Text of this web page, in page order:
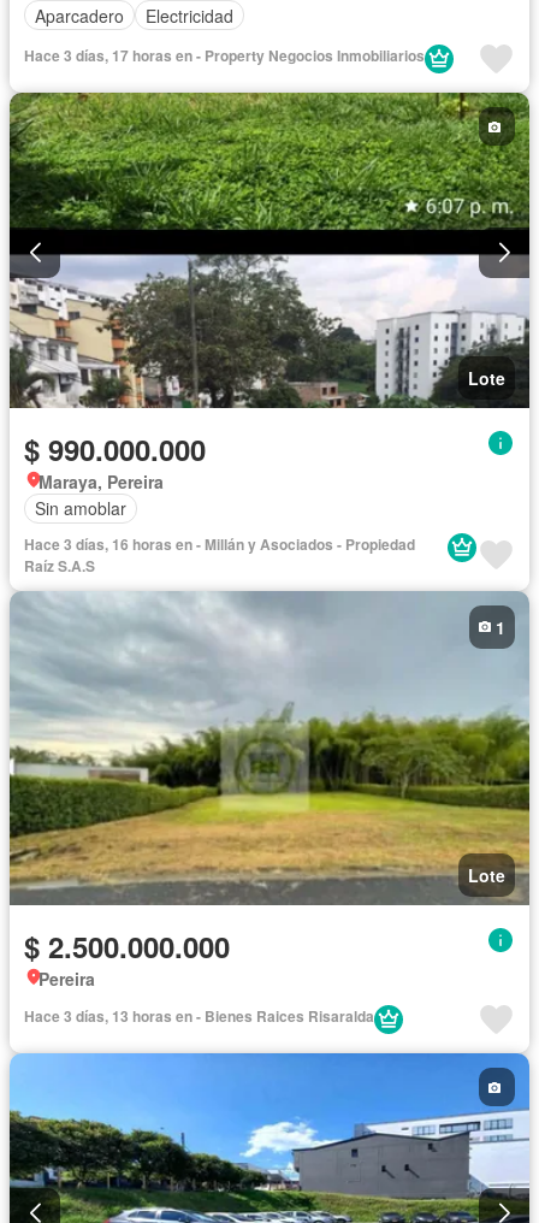
Aparcadero
Electricidad
Hace 3 días, 17 horas en - Property Negocios Inmobiliarios
Lote
$ 990.000.000
Maraya, Pereira
Sin amoblar
Hace 3 días, 16 horas en - Millán y Asociados - Propiedad
Raíz S.A.S
Lote
1
$ 2.500.000.000
Pereira
Hace 3 días, 13 horas en - Bienes Raices Risaralda